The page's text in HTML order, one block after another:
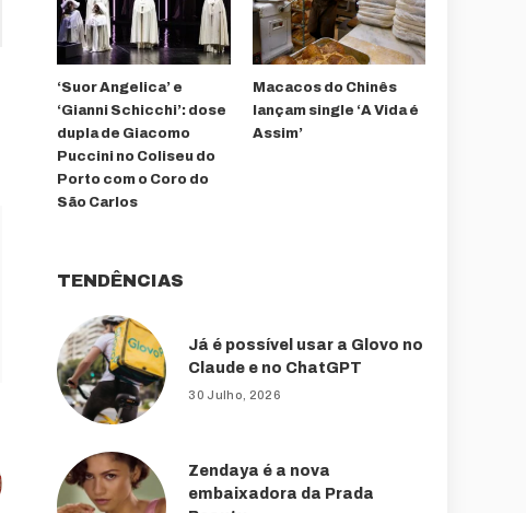
‘Suor Angelica’ e
‘Gianni Schicchi’: dose
dupla de Giacomo
Puccini no Coliseu do
Porto com o Coro do
São Carlos
Macacos do Chinês
lançam single ‘A Vida é
Assim’
TENDÊNCIAS
Já é possível usar a Glovo no
Claude e no ChatGPT
30 Julho, 2026
Zendaya é a nova
embaixadora da Prada